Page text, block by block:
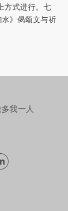
方式进行。七
》偈颂文与祈
我一人